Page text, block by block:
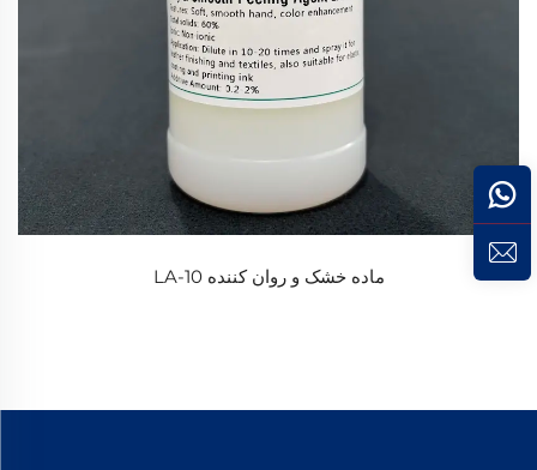
ماده خشک و روان کننده LA-10